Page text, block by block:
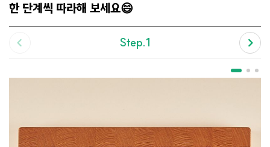
한 단계씩 따라해 보세요😄
Step.1